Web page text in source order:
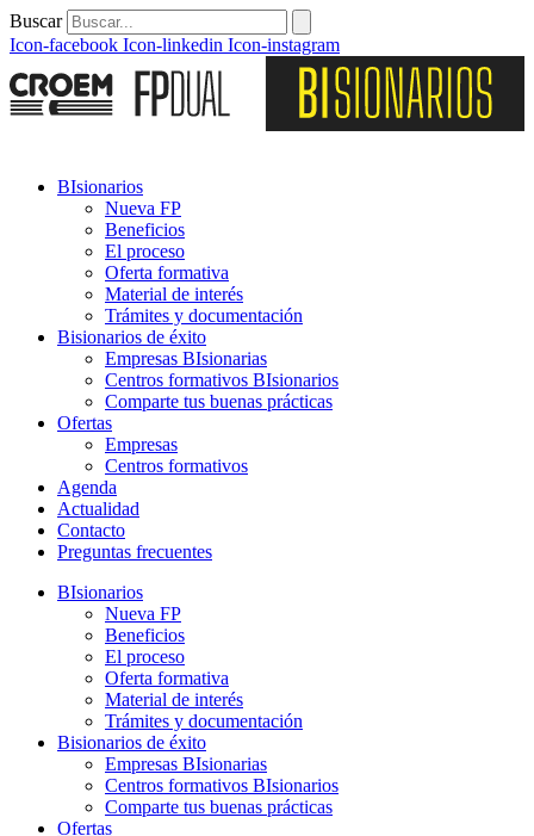
Buscar
Icon-facebook Icon-linkedin Icon-instagram
BIsionarios
Nueva FP
Beneficios
El proceso
Oferta formativa
Material de interés
Trámites y documentación
Bisionarios de éxito
Empresas BIsionarias
Centros formativos BIsionarios
Comparte tus buenas prácticas
Ofertas
Empresas
Centros formativos
Agenda
Actualidad
Contacto
Preguntas frecuentes
BIsionarios
Nueva FP
Beneficios
El proceso
Oferta formativa
Material de interés
Trámites y documentación
Bisionarios de éxito
Empresas BIsionarias
Centros formativos BIsionarios
Comparte tus buenas prácticas
Ofertas